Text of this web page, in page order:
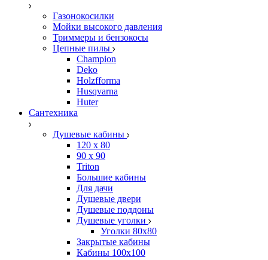
Газонокосилки
Мойки высокого давления
Триммеры и бензокосы
Цепные пилы
Champion
Deko
Holzfforma
Husqvarna
Huter
Сантехника
Душевые кабины
120 x 80
90 х 90
Triton
Большие кабины
Для дачи
Душевые двери
Душевые поддоны
Душевые уголки
Уголки 80х80
Закрытые кабины
Кабины 100x100